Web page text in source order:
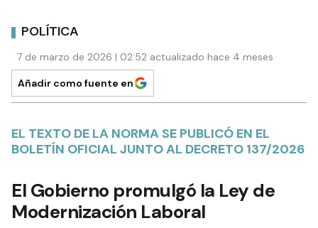
POLÍTICA
7 de marzo de 2026 | 02:52 actualizado hace 4 meses
Añadir como fuente en
EL TEXTO DE LA NORMA SE PUBLICÓ EN EL
BOLETÍN OFICIAL JUNTO AL DECRETO 137/2026
El Gobierno promulgó la Ley de
Modernización Laboral